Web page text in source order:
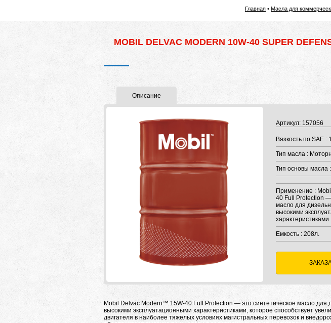
Главная Масла для
MOBIL DELVAC MODERN 10W-40 SUPER
Описание
Артикул: 157056
Вязкость по SAE :
Тип масла :
Тип основы масла
Применение :
40 Full Protection —
масло для
высокими
характеристиками
Емкость : 208л.
Mobil Delvac Modern™ 15W-40 Full Protection — это синтетическое масло для
высокими эксплуатационными характеристиками, которое способствует
двигателя в наиболее тяжелых условиях магистральных перевозок и